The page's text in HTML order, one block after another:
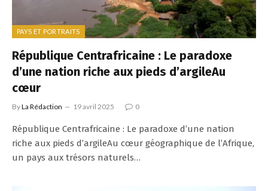
PAYS ET PORTRAITS
République Centrafricaine : Le paradoxe
d’une nation riche aux pieds d’argileAu
cœur
ByLa Rédaction 19 avril 2025 0
République Centrafricaine : Le paradoxe d’une nation
riche aux pieds d’argileAu cœur géographique de l’Afrique,
un pays aux trésors naturels…